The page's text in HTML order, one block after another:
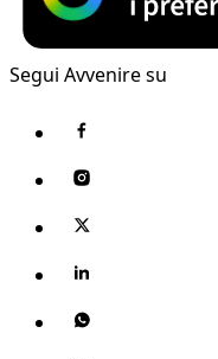
Segui Avvenire su